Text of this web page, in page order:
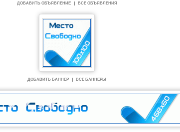
ДОБАВИТЬ ОБЪЯВЛЕНИЕ ВСЕ ОБЪЯВЛЕНИЯ
ДОБАВИТЬ БАННЕР ВСЕ БАННЕРЫ